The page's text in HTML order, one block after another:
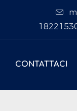
CONTATTACI